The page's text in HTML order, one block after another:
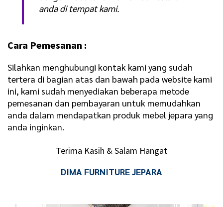
anda di tempat kami.
Cara Pemesanan :
Silahkan menghubungi kontak kami yang sudah
tertera di bagian atas dan bawah pada website kami
ini, kami sudah menyediakan beberapa metode
pemesanan dan pembayaran untuk memudahkan
anda dalam mendapatkan produk mebel jepara yang
anda inginkan.
Terima Kasih & Salam Hangat
DIMA FURNITURE JEPARA